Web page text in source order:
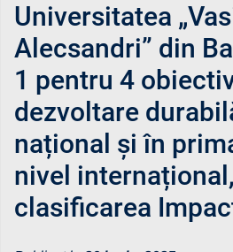
Universitatea
Alecsandri” din
1 pentru 4
dezvoltare
național și în
nivel
clasificarea